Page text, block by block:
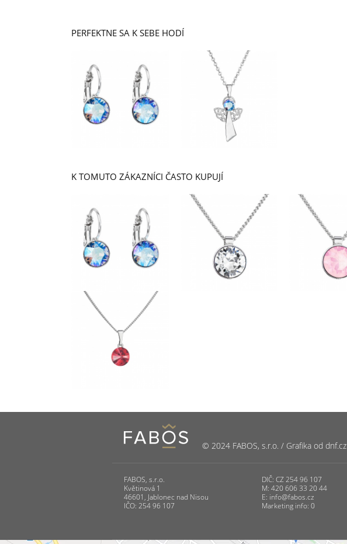
PERFEKTNE SA K SEBE HODÍ
K TOMUTO ZÁKAZNÍCI ČASTO KUPUJÍ
© 2024 FABOS, s.r.o. / Grafika od dnf.cz
FABOS, s.r.o.
Květinová 1
46601, Jablonec nad Nisou
IČO: 254 96 107
DIČ: CZ 254 96 107
M: 420 606 33 20 44
E: info@fabos.cz
Marketing info: 0